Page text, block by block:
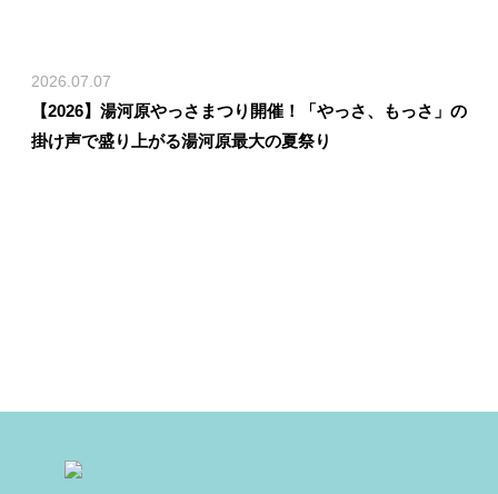
2026.07.07
【2026】湯河原やっさまつり開催！「やっさ、もっさ」の
掛け声で盛り上がる湯河原最大の夏祭り